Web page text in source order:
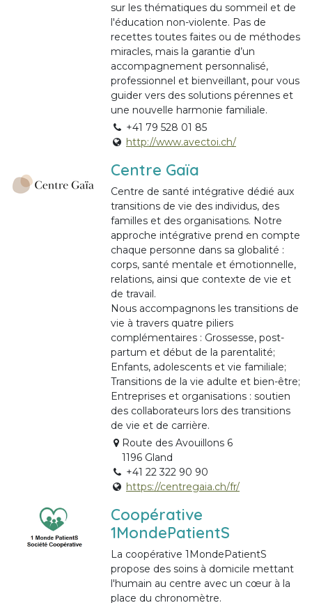
sur les thématiques du sommeil et de
l'éducation non-violente. Pas de
recettes toutes faites ou de méthodes
miracles, mais la garantie d’un
accompagnement personnalisé,
professionnel et bienveillant, pour vous
guider vers des solutions pérennes et
une nouvelle harmonie familiale.
+41 79 528 01 85
http://www.avectoi.ch/
Centre Gaïa
Centre de santé intégrative dédié aux
transitions de vie des individus, des
familles et des organisations. Notre
approche intégrative prend en compte
chaque personne dans sa globalité :
corps, santé mentale et émotionnelle,
relations, ainsi que contexte de vie et
de travail.
Nous accompagnons les transitions de
vie à travers quatre piliers
complémentaires : Grossesse, post-
partum et début de la parentalité;
Enfants, adolescents et vie familiale;
Transitions de la vie adulte et bien-être;
Entreprises et organisations : soutien
des collaborateurs lors des transitions
de vie et de carrière.
Route des Avouillons 6
1196 Gland
+41 22 322 90 90
https://centregaia.ch/fr/
Coopérative
1MondePatientS
La coopérative 1MondePatientS
propose des soins à domicile mettant
l'humain au centre avec un cœur à la
place du chronomètre.